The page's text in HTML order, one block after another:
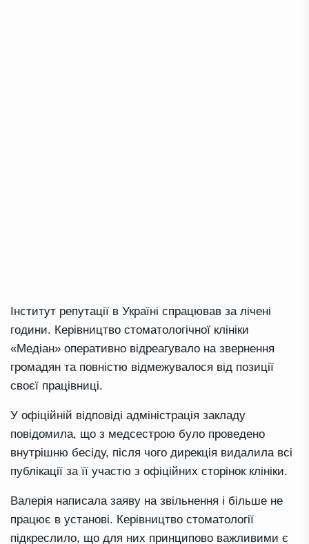
Інститут репутації в Україні спрацював за лічені
години. Керівництво стоматологічної клініки
«Медіан» оперативно відреагувало на звернення
громадян та повністю відмежувалося від позиції
своєї працівниці.
У офіційній відповіді адміністрація закладу
повідомила, що з медсестрою було проведено
внутрішню бесіду, після чого дирекція видалила всі
публікації за її участю з офіційних сторінок клініки.
Валерія написала заяву на звільнення і більше не
працює в установі. Керівництво стоматології
підкреслило, що для них принципово важливими є